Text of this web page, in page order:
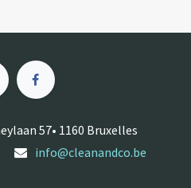
57• 1160 Bruxelles
info@cleanandco.be